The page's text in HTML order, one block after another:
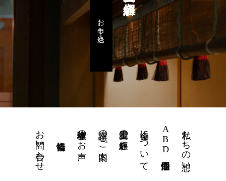
お申し込み
私たちの想い
ABD個性運命學
協会について
星里奏の紐解き
講座のご案内
体験者様のお声
お問い合わせ